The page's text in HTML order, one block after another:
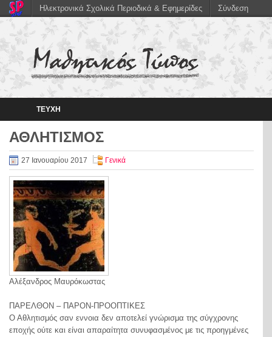
ΤΕΥΧΗ
ΑΘΛΗΤΙΣΜΟΣ
27 Ιανουαρίου 2017 Γενικά
Αλέξανδρος Μαυρόκωστας
ΠΑΡΕΛΘΟΝ – ΠΑΡΟΝ-ΠΡΟΟΠΤΙΚΕΣ
Ο Αθλητισμός σαν εννοια δεν αποτελεί γνώρισμα της σύγχρονης
εποχής ούτε και είναι απαραίτητα συνυφασμένος με τις προηγμένες
Ηλεκτρονικά Σχολικά Περιοδικά & Εφημερίδες Σύνδεση